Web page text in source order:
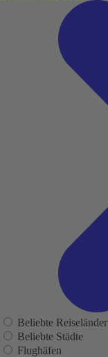
Beliebte Reiseländer
Beliebte Städte
Flughäfen